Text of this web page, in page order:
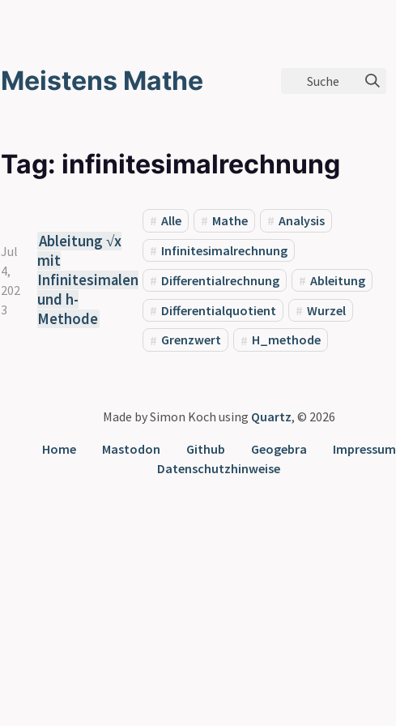
Meistens Mathe Suche
Tag: infinitesimalrechnung
Jul
4,
202
3
Ableitung √x
mit
Infinitesimalen
und h-
Methode
Alle Mathe
Analysis
Infinitesimalrechnung
Differentialrechnung
Ableitung
Differentialquotient
Wurzel
Grenzwert
H_methode
Made by Simon Koch using Quartz, © 2026
Home
Mastodon Github Geogebra
Impressum
Datenschutzhinweise